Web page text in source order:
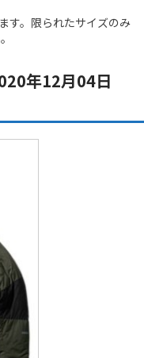
す。限られたサイズのみ
年12月04日